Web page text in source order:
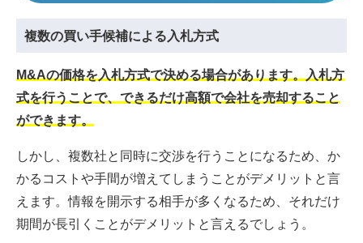
複数の買い手候補による入札方式
M&Aの価格を入札方式で決める場合があります。入札方
式を行うことで、できるだけ高額で会社を売却すること
ができます。
しかし、複数社と同時に交渉を行うことになるため、か
かるコストや手間が増えてしまうことがデメリットと言
えます。情報を開示する相手が多くなるため、それだけ
期間が長引くことがデメリットと言えるでしょう。